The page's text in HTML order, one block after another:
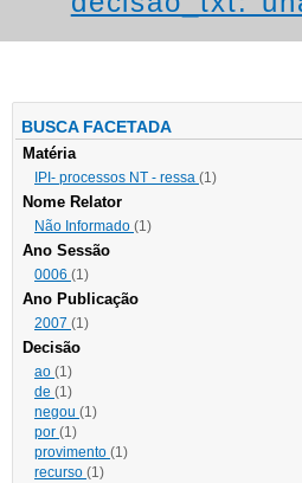
BUSCA FACETADA
Matéria
IPI- processos NT - ressa (1)
Nome Relator
Não Informado (1)
Ano Sessão
0006 (1)
Ano Publicação
2007 (1)
Decisão
ao (1)
de (1)
negou (1)
por (1)
provimento (1)
recurso (1)